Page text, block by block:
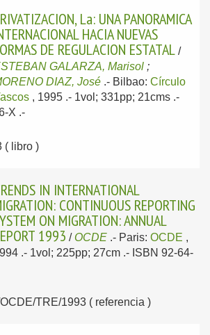
La: UNA PANORAMICA
HACIA NUEVAS
DE REGULACION ESTATAL /
GALARZA, Marisol ;
DIAZ, José .- Bilbao: Círculo
, 1995 .- 1vol; 331pp; 21cms .-
X .-
( libro )
IN INTERNATIONAL
CONTINUOUS REPORTING
ON MIGRATION: ANNUAL
1993 / OCDE .- Paris: OCDE ,
.- 1vol; 225pp; 27cm .- ISBN 92-64-
TRE/1993 ( referencia )